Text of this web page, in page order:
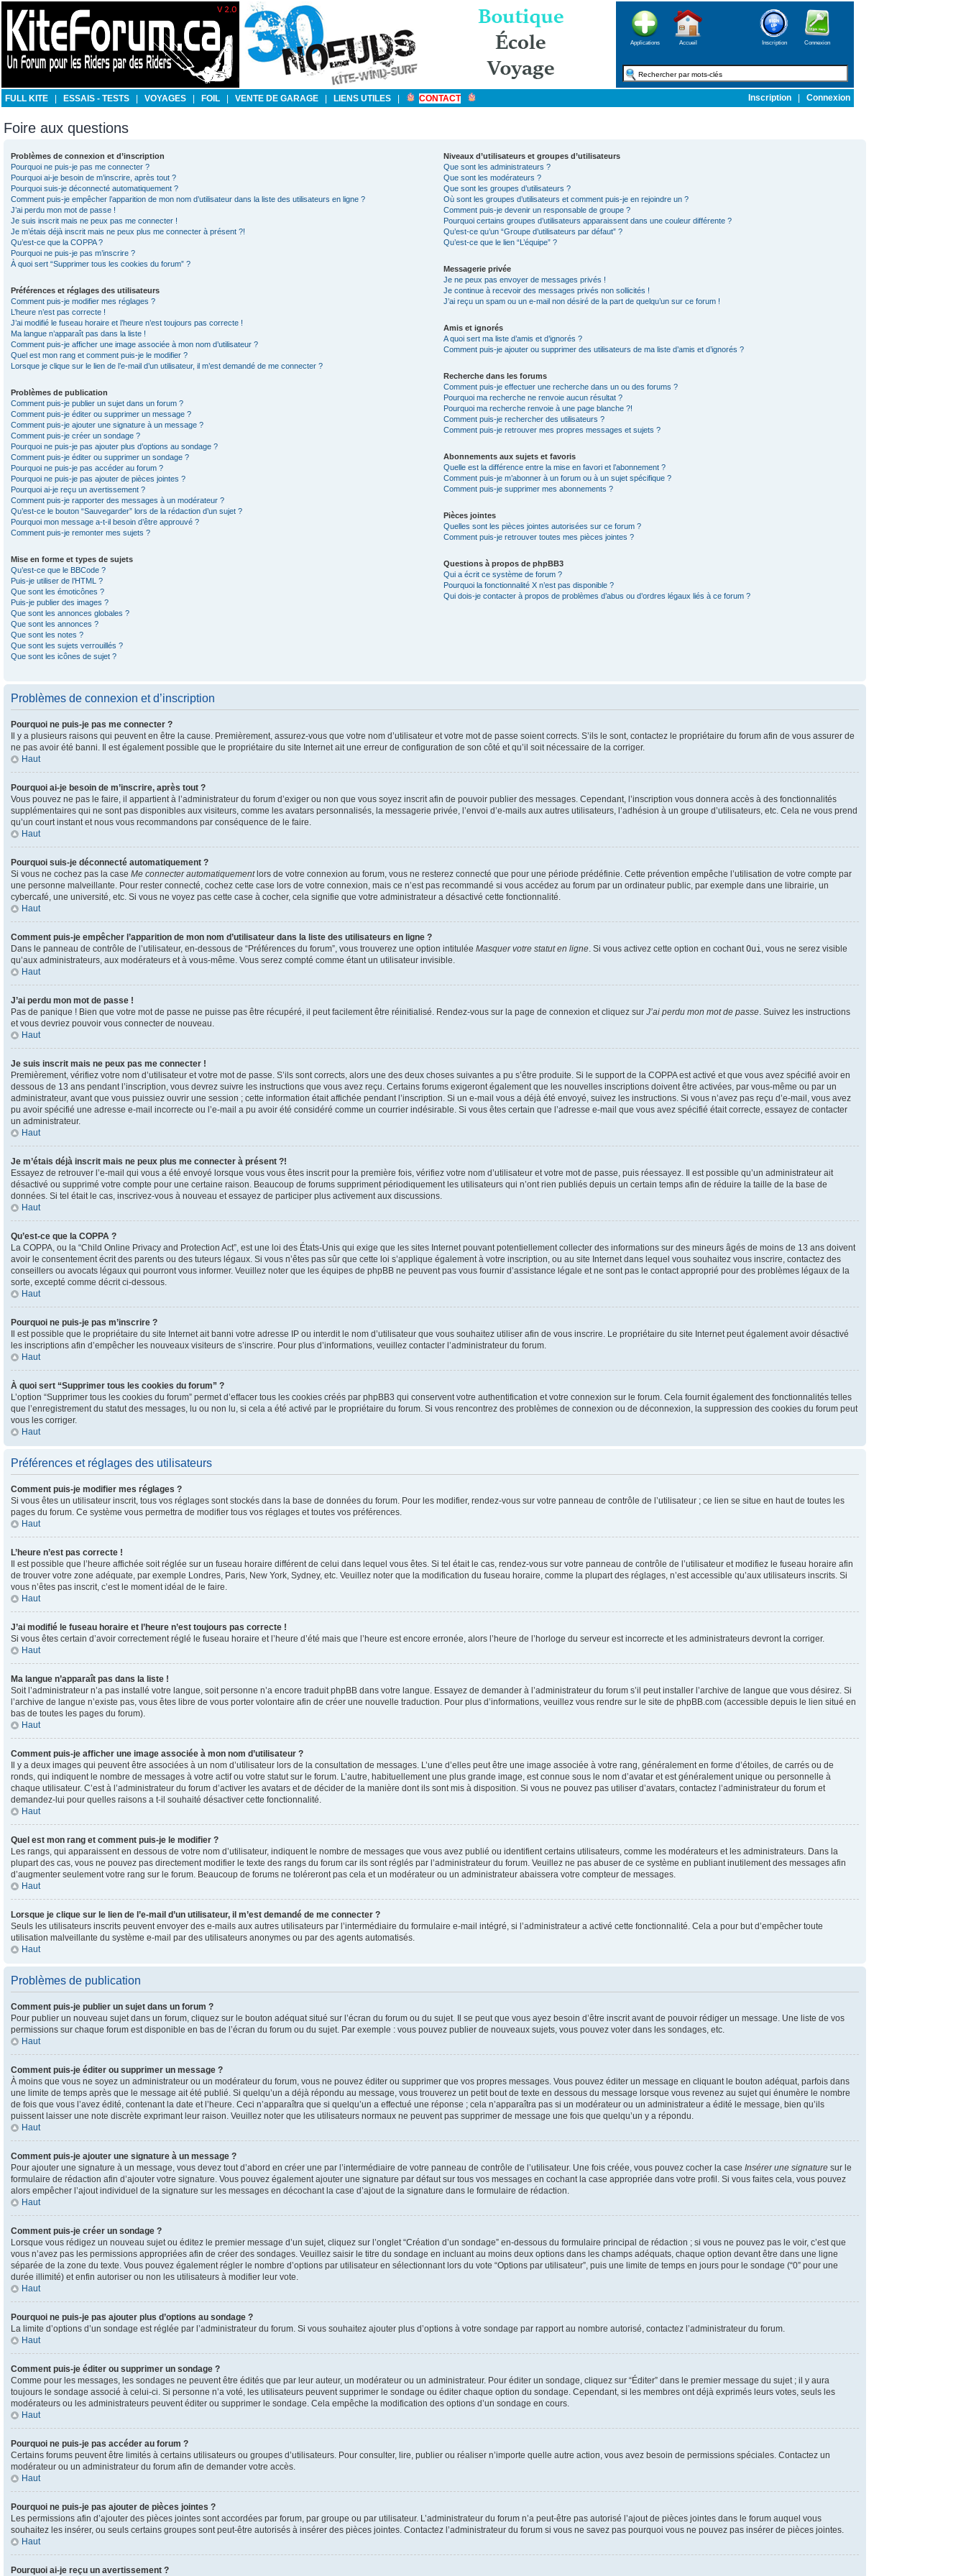
Applications Accueil Inscription Connexion
FULL KITE ESSAIS - TESTS VOYAGES FOIL VENTE DE GARAGE LIENS UTILES CONTACT Inscription Connexion
Foire aux questions
Problèmes de connexion et d’inscription
Pourquoi ne puis-je pas me connecter ?
Pourquoi ai-je besoin de m’inscrire, après tout ?
Pourquoi suis-je déconnecté automatiquement ?
Comment puis-je empêcher l’apparition de mon nom d’utilisateur dans la liste des utilisateurs en ligne ?
J’ai perdu mon mot de passe !
Je suis inscrit mais ne peux pas me connecter !
Je m’étais déjà inscrit mais ne peux plus me connecter à présent ?!
Qu’est-ce que la COPPA ?
Pourquoi ne puis-je pas m’inscrire ?
À quoi sert “Supprimer tous les cookies du forum” ?
Préférences et réglages des utilisateurs
Comment puis-je modifier mes réglages ?
L’heure n’est pas correcte !
J’ai modifié le fuseau horaire et l’heure n’est toujours pas correcte !
Ma langue n’apparaît pas dans la liste !
Comment puis-je afficher une image associée à mon nom d’utilisateur ?
Quel est mon rang et comment puis-je le modifier ?
Lorsque je clique sur le lien de l’e-mail d’un utilisateur, il m’est demandé de me connecter ?
Problèmes de publication
Comment puis-je publier un sujet dans un forum ?
Comment puis-je éditer ou supprimer un message ?
Comment puis-je ajouter une signature à un message ?
Comment puis-je créer un sondage ?
Pourquoi ne puis-je pas ajouter plus d’options au sondage ?
Comment puis-je éditer ou supprimer un sondage ?
Pourquoi ne puis-je pas accéder au forum ?
Pourquoi ne puis-je pas ajouter de pièces jointes ?
Pourquoi ai-je reçu un avertissement ?
Comment puis-je rapporter des messages à un modérateur ?
Qu’est-ce le bouton “Sauvegarder” lors de la rédaction d’un sujet ?
Pourquoi mon message a-t-il besoin d’être approuvé ?
Comment puis-je remonter mes sujets ?
Mise en forme et types de sujets
Qu’est-ce que le BBCode ?
Puis-je utiliser de l’HTML ?
Que sont les émoticônes ?
Puis-je publier des images ?
Que sont les annonces globales ?
Que sont les annonces ?
Que sont les notes ?
Que sont les sujets verrouillés ?
Que sont les icônes de sujet ?
Niveaux d’utilisateurs et groupes d’utilisateurs
Que sont les administrateurs ?
Que sont les modérateurs ?
Que sont les groupes d’utilisateurs ?
Où sont les groupes d’utilisateurs et comment puis-je en rejoindre un ?
Comment puis-je devenir un responsable de groupe ?
Pourquoi certains groupes d’utilisateurs apparaissent dans une couleur différente ?
Qu’est-ce qu’un “Groupe d’utilisateurs par défaut” ?
Qu’est-ce que le lien “L’équipe” ?
Messagerie privée
Je ne peux pas envoyer de messages privés !
Je continue à recevoir des messages privés non sollicités !
J’ai reçu un spam ou un e-mail non désiré de la part de quelqu’un sur ce forum !
Amis et ignorés
A quoi sert ma liste d’amis et d’ignorés ?
Comment puis-je ajouter ou supprimer des utilisateurs de ma liste d’amis et d’ignorés ?
Recherche dans les forums
Comment puis-je effectuer une recherche dans un ou des forums ?
Pourquoi ma recherche ne renvoie aucun résultat ?
Pourquoi ma recherche renvoie à une page blanche ?!
Comment puis-je rechercher des utilisateurs ?
Comment puis-je retrouver mes propres messages et sujets ?
Abonnements aux sujets et favoris
Quelle est la différence entre la mise en favori et l’abonnement ?
Comment puis-je m’abonner à un forum ou à un sujet spécifique ?
Comment puis-je supprimer mes abonnements ?
Pièces jointes
Quelles sont les pièces jointes autorisées sur ce forum ?
Comment puis-je retrouver toutes mes pièces jointes ?
Questions à propos de phpBB3
Qui a écrit ce système de forum ?
Pourquoi la fonctionnalité X n’est pas disponible ?
Qui dois-je contacter à propos de problèmes d’abus ou d’ordres légaux liés à ce forum ?
Problèmes de connexion et d’inscription
Pourquoi ne puis-je pas me connecter ?
Il y a plusieurs raisons qui peuvent en être la cause. Premièrement, assurez-vous que votre nom d’utilisateur et votre mot de passe soient corrects. S’ils le sont, contactez le propriétaire du forum afin de vous assurer de
ne pas avoir été banni. Il est également possible que le propriétaire du site Internet ait une erreur de configuration de son côté et qu’il soit nécessaire de la corriger.
Haut
Pourquoi ai-je besoin de m’inscrire, après tout ?
Vous pouvez ne pas le faire, il appartient à l’administrateur du forum d’exiger ou non que vous soyez inscrit afin de pouvoir publier des messages. Cependant, l’inscription vous donnera accès à des fonctionnalités
supplémentaires qui ne sont pas disponibles aux visiteurs, comme les avatars personnalisés, la messagerie privée, l’envoi d’e-mails aux autres utilisateurs, l’adhésion à un groupe d’utilisateurs, etc. Cela ne vous prend
qu’un court instant et nous vous recommandons par conséquence de le faire.
Haut
Pourquoi suis-je déconnecté automatiquement ?
Si vous ne cochez pas la case Me connecter automatiquementlors de votre connexion au forum, vous ne resterez connecté que pour une période prédéfinie. Cette prévention empêche l’utilisation de votre compte par
une personne malveillante. Pour rester connecté, cochez cette case lors de votre connexion, mais ce n’est pas recommandé si vous accédez au forum par un ordinateur public, par exemple dans une librairie, un
cybercafé, une université, etc. Si vous ne voyez pas cette case à cocher, cela signifie que votre administrateur a désactivé cette fonctionnalité.
Haut
Comment puis-je empêcher l’apparition de mon nom d’utilisateur dans la liste des utilisateurs en ligne ?
Dans le panneau de contrôle de l’utilisateur, en-dessous de “Préférences du forum”, vous trouverez une option intitulée Masquer votre statut en ligne. Si vous activez cette option en cochantOui, vous ne serez visible
qu’aux administrateurs, aux modérateurs et à vous-même. Vous serez compté comme étant un utilisateur invisible.
Haut
J’ai perdu mon mot de passe !
Pas de panique ! Bien que votre mot de passe ne puisse pas être récupéré, il peut facilement être réinitialisé. Rendez-vous sur la page de connexion et cliquez sur J’ai perdu mon mot de passe. Suivez les instructions
et vous devriez pouvoir vous connecter de nouveau.
Haut
Je suis inscrit mais ne peux pas me connecter !
Premièrement, vérifiez votre nom d’utilisateur et votre mot de passe. S’ils sont corrects, alors une des deux choses suivantes a pu s’être produite. Si le support de la COPPA est activé et que vous avez spécifié avoir en
dessous de 13 ans pendant l’inscription, vous devrez suivre les instructions que vous avez reçu. Certains forums exigeront également que les nouvelles inscriptions doivent être activées, par vous-même ou par un
administrateur, avant que vous puissiez ouvrir une session ; cette information était affichée pendant l’inscription. Si un e-mail vous a déjà été envoyé, suivez les instructions. Si vous n’avez pas reçu d’e-mail, vous avez
pu avoir spécifié une adresse e-mail incorrecte ou l’e-mail a pu avoir été considéré comme un courrier indésirable. Si vous êtes certain que l’adresse e-mail que vous avez spécifié était correcte, essayez de contacter
un administrateur.
Haut
Je m’étais déjà inscrit mais ne peux plus me connecter à présent ?!
Essayez de retrouver l’e-mail qui vous a été envoyé lorsque vous vous êtes inscrit pour la première fois, vérifiez votre nom d’utilisateur et votre mot de passe, puis réessayez. Il est possible qu’un administrateur ait
désactivé ou supprimé votre compte pour une certaine raison. Beaucoup de forums suppriment périodiquement les utilisateurs qui n’ont rien publiés depuis un certain temps afin de réduire la taille de la base de
données. Si tel était le cas, inscrivez-vous à nouveau et essayez de participer plus activement aux discussions.
Haut
Qu’est-ce que la COPPA ?
La COPPA, ou la “Child Online Privacy and Protection Act”, est une loi des États-Unis qui exige que les sites Internet pouvant potentiellement collecter des informations sur des mineurs âgés de moins de 13 ans doivent
avoir le consentement écrit des parents ou des tuteurs légaux. Si vous n’êtes pas sûr que cette loi s’applique également à votre inscription, ou au site Internet dans lequel vous souhaitez vous inscrire, contactez des
conseillers ou avocats légaux qui pourront vous informer. Veuillez noter que les équipes de phpBB ne peuvent pas vous fournir d’assistance légale et ne sont pas le contact approprié pour des problèmes légaux de la
sorte, excepté comme décrit ci-dessous.
Haut
Pourquoi ne puis-je pas m’inscrire ?
Il est possible que le propriétaire du site Internet ait banni votre adresse IP ou interdit le nom d’utilisateur que vous souhaitez utiliser afin de vous inscrire. Le propriétaire du site Internet peut également avoir désactivé
les inscriptions afin d’empêcher les nouveaux visiteurs de s’inscrire. Pour plus d’informations, veuillez contacter l’administrateur du forum.
Haut
À quoi sert “Supprimer tous les cookies du forum” ?
L’option “Supprimer tous les cookies du forum” permet d’effacer tous les cookies créés par phpBB3 qui conservent votre authentification et votre connexion sur le forum. Cela fournit également des fonctionnalités telles
que l’enregistrement du statut des messages, lu ou non lu, si cela a été activé par le propriétaire du forum. Si vous rencontrez des problèmes de connexion ou de déconnexion, la suppression des cookies du forum peut
vous les corriger.
Haut
Préférences et réglages des utilisateurs
Comment puis-je modifier mes réglages ?
Si vous êtes un utilisateur inscrit, tous vos réglages sont stockés dans la base de données du forum. Pour les modifier, rendez-vous sur votre panneau de contrôle de l’utilisateur ; ce lien se situe en haut de toutes les
pages du forum. Ce système vous permettra de modifier tous vos réglages et toutes vos préférences.
Haut
L’heure n’est pas correcte !
Il est possible que l’heure affichée soit réglée sur un fuseau horaire différent de celui dans lequel vous êtes. Si tel était le cas, rendez-vous sur votre panneau de contrôle de l’utilisateur et modifiez le fuseau horaire afin
de trouver votre zone adéquate, par exemple Londres, Paris, New York, Sydney, etc. Veuillez noter que la modification du fuseau horaire, comme la plupart des réglages, n’est accessible qu’aux utilisateurs inscrits. Si
vous n’êtes pas inscrit, c’est le moment idéal de le faire.
Haut
J’ai modifié le fuseau horaire et l’heure n’est toujours pas correcte !
Si vous êtes certain d’avoir correctement réglé le fuseau horaire et l’heure d’été mais que l’heure est encore erronée, alors l’heure de l’horloge du serveur est incorrecte et les administrateurs devront la corriger.
Haut
Ma langue n’apparaît pas dans la liste !
Soit l’administrateur n’a pas installé votre langue, soit personne n’a encore traduit phpBB dans votre langue. Essayez de demander à l’administrateur du forum s’il peut installer l’archive de langue que vous désirez. Si
l’archive de langue n’existe pas, vous êtes libre de vous porter volontaire afin de créer une nouvelle traduction. Pour plus d’informations, veuillez vous rendre sur le site de phpBB.com (accessible depuis le lien situé en
bas de toutes les pages du forum).
Haut
Comment puis-je afficher une image associée à mon nom d’utilisateur ?
Il y a deux images qui peuvent être associées à un nom d’utilisateur lors de la consultation de messages. L’une d’elles peut être une image associée à votre rang, généralement en forme d’étoiles, de carrés ou de
ronds, qui indiquent le nombre de messages à votre actif ou votre statut sur le forum. L’autre, habituellement une plus grande image, est connue sous le nom d’avatar et est généralement unique ou personnelle à
chaque utilisateur. C’est à l’administrateur du forum d’activer les avatars et de décider de la manière dont ils sont mis à disposition. Si vous ne pouvez pas utiliser d’avatars, contactez l’administrateur du forum et
demandez-lui pour quelles raisons a t-il souhaité désactiver cette fonctionnalité.
Haut
Quel est mon rang et comment puis-je le modifier ?
Les rangs, qui apparaissent en dessous de votre nom d’utilisateur, indiquent le nombre de messages que vous avez publié ou identifient certains utilisateurs, comme les modérateurs et les administrateurs. Dans la
plupart des cas, vous ne pouvez pas directement modifier le texte des rangs du forum car ils sont réglés par l’administrateur du forum. Veuillez ne pas abuser de ce système en publiant inutilement des messages afin
d’augmenter seulement votre rang sur le forum. Beaucoup de forums ne toléreront pas cela et un modérateur ou un administrateur abaissera votre compteur de messages.
Haut
Lorsque je clique sur le lien de l’e-mail d’un utilisateur, il m’est demandé de me connecter ?
Seuls les utilisateurs inscrits peuvent envoyer des e-mails aux autres utilisateurs par l’intermédiaire du formulaire e-mail intégré, si l’administrateur a activé cette fonctionnalité. Cela a pour but d’empêcher toute
utilisation malveillante du système e-mail par des utilisateurs anonymes ou par des agents automatisés.
Haut
Problèmes de publication
Comment puis-je publier un sujet dans un forum ?
Pour publier un nouveau sujet dans un forum, cliquez sur le bouton adéquat situé sur l’écran du forum ou du sujet. Il se peut que vous ayez besoin d’être inscrit avant de pouvoir rédiger un message. Une liste de vos
permissions sur chaque forum est disponible en bas de l’écran du forum ou du sujet. Par exemple : vous pouvez publier de nouveaux sujets, vous pouvez voter dans les sondages, etc.
Haut
Comment puis-je éditer ou supprimer un message ?
À moins que vous ne soyez un administrateur ou un modérateur du forum, vous ne pouvez éditer ou supprimer que vos propres messages. Vous pouvez éditer un message en cliquant le bouton adéquat, parfois dans
une limite de temps après que le message ait été publié. Si quelqu’un a déjà répondu au message, vous trouverez un petit bout de texte en dessous du message lorsque vous revenez au sujet qui énumère le nombre
de fois que vous l’avez édité, contenant la date et l’heure. Ceci n’apparaîtra que si quelqu’un a effectué une réponse ; cela n’apparaîtra pas si un modérateur ou un administrateur a édité le message, bien qu’ils
puissent laisser une note discrète exprimant leur raison. Veuillez noter que les utilisateurs normaux ne peuvent pas supprimer de message une fois que quelqu’un y a répondu.
Haut
Comment puis-je ajouter une signature à un message ?
Pour ajouter une signature à un message, vous devez tout d’abord en créer une par l’intermédiaire de votre panneau de contrôle de l’utilisateur. Une fois créée, vous pouvez cocher la case Insérer une signature sur le
formulaire de rédaction afin d’ajouter votre signature. Vous pouvez également ajouter une signature par défaut sur tous vos messages en cochant la case appropriée dans votre profil. Si vous faites cela, vous pouvez
alors empêcher l’ajout individuel de la signature sur les messages en décochant la case d’ajout de la signature dans le formulaire de rédaction.
Haut
Comment puis-je créer un sondage ?
Lorsque vous rédigez un nouveau sujet ou éditez le premier message d’un sujet, cliquez sur l’onglet “Création d’un sondage” en-dessous du formulaire principal de rédaction ; si vous ne pouvez pas le voir, c’est que
vous n’avez pas les permissions appropriées afin de créer des sondages. Veuillez saisir le titre du sondage en incluant au moins deux options dans les champs adéquats, chaque option devant être dans une ligne
séparée de la zone du texte. Vous pouvez également régler le nombre d’options par utilisateur en sélectionnant lors du vote “Options par utilisateur”, puis une limite de temps en jours pour le sondage (“0” pour une
durée illimité) et enfin autoriser ou non les utilisateurs à modifier leur vote.
Haut
Pourquoi ne puis-je pas ajouter plus d’options au sondage ?
La limite d’options d’un sondage est réglée par l’administrateur du forum. Si vous souhaitez ajouter plus d’options à votre sondage par rapport au nombre autorisé, contactez l’administrateur du forum.
Haut
Comment puis-je éditer ou supprimer un sondage ?
Comme pour les messages, les sondages ne peuvent être édités que par leur auteur, un modérateur ou un administrateur. Pour éditer un sondage, cliquez sur “Éditer” dans le premier message du sujet ; il y aura
toujours le sondage associé à celui-ci. Si personne n’a voté, les utilisateurs peuvent supprimer le sondage ou éditer chaque option du sondage. Cependant, si les membres ont déjà exprimés leurs votes, seuls les
modérateurs ou les administrateurs peuvent éditer ou supprimer le sondage. Cela empêche la modification des options d’un sondage en cours.
Haut
Pourquoi ne puis-je pas accéder au forum ?
Certains forums peuvent être limités à certains utilisateurs ou groupes d’utilisateurs. Pour consulter, lire, publier ou réaliser n’importe quelle autre action, vous avez besoin de permissions spéciales. Contactez un
modérateur ou un administrateur du forum afin de demander votre accès.
Haut
Pourquoi ne puis-je pas ajouter de pièces jointes ?
Les permissions afin d’ajouter des pièces jointes sont accordées par forum, par groupe ou par utilisateur. L’administrateur du forum n’a peut-être pas autorisé l’ajout de pièces jointes dans le forum auquel vous
souhaitez les insérer, ou seuls certains groupes sont peut-être autorisés à insérer des pièces jointes. Contactez l’administrateur du forum si vous ne savez pas pourquoi vous ne pouvez pas insérer de pièces jointes.
Haut
Pourquoi ai-je reçu un avertissement ?